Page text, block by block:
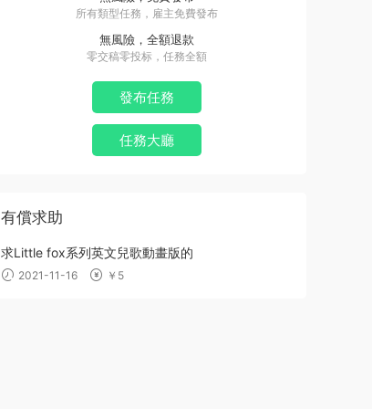
所有類型任務，雇主免費發布
無風險，全額退款
零交稿零投标，任務全額
發布任務
任務大廳
有償求助
求Little fox系列英文兒歌動畫版的
2021-11-16 ￥5